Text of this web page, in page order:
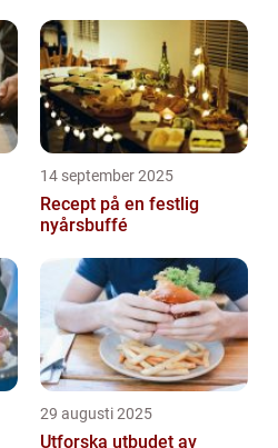
14 september 2025
Recept på en festlig
nyårsbuffé
29 augusti 2025
Utforska utbudet av